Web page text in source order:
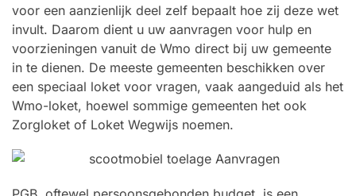
voor een aanzienlijk deel zelf bepaalt hoe zij deze wet
invult. Daarom dient u uw aanvragen voor hulp en
voorzieningen vanuit de Wmo direct bij uw gemeente
in te dienen. De meeste gemeenten beschikken over
een speciaal loket voor vragen, vaak aangeduid als het
Wmo-loket, hoewel sommige gemeenten het ook
Zorgloket of Loket Wegwijs noemen.